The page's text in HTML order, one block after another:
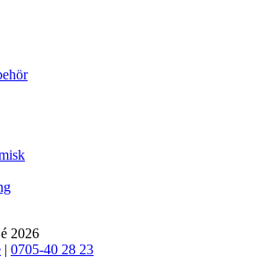
2026
| 0705-40 28 23